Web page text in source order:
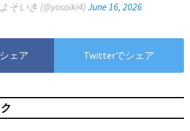
そいき (@yosoiki4) June 16, 2026
ェア Twitterでシェア